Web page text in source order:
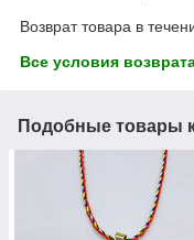
Возврат товара в
Все условия
Подобные товары